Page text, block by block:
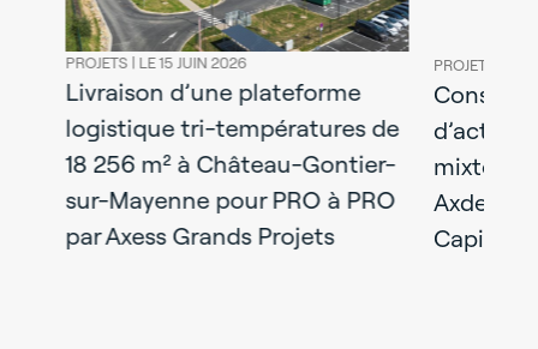
PROJETS |LE 15 JUIN 2026
Livraison d’une plateforme
logistique tri-températures de
18 256 m² à Château-Gontier-
sur-Mayenne pour PRO à PRO
par Axess Grands Projets
PROJETS |
mixtes
Axdev
Capital